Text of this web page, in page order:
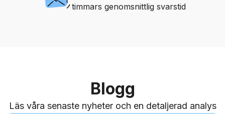
timmars genomsnittlig svarstid
Blogg
Läs våra senaste nyheter och en detaljerad analys